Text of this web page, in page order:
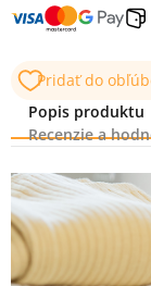
Pridať do
Popis produktu
Recenzie a
Popis